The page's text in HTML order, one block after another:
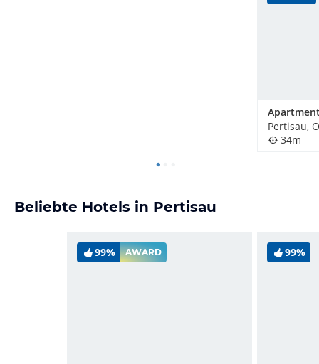
Pertisau,
34m
Beliebte Hotels in Pertisau
99% AWARD 99%